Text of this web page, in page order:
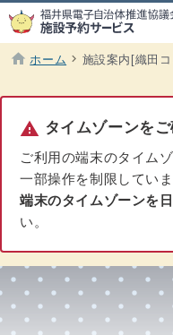
home ホーム chevron_right 施設案内[織田
warning タイムゾーンをご
ご利用の端末のタイム
一部操作を制限していま
端末のタイムゾーンを
い。